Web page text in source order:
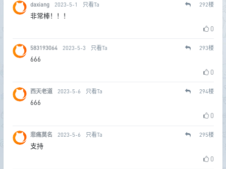
daxiang 2023-5-1 只看Ta 292楼
非常棒！！！
0
583193064 2023-5-3 只看Ta 293楼
666
0
西天老道 2023-5-6 只看Ta 294楼
666
0
悲痛莫名 2023-5-6 只看Ta 295楼
支持
0